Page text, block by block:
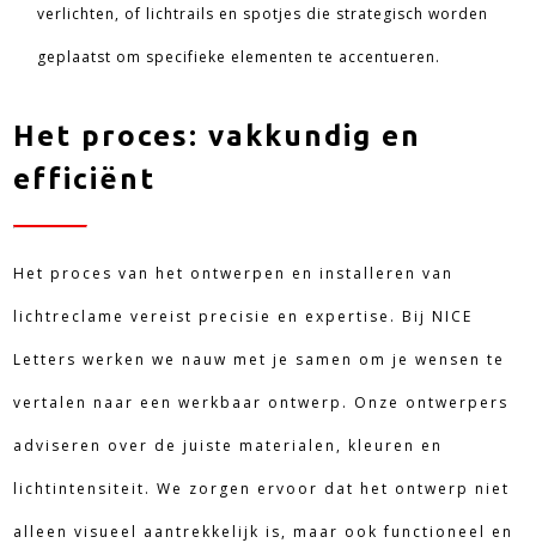
verlichten, of lichtrails en spotjes die strategisch worden
geplaatst om specifieke elementen te accentueren.
Het proces: vakkundig en
efficiënt
Het proces van het ontwerpen en installeren van
lichtreclame vereist precisie en expertise. Bij NICE
Letters werken we nauw met je samen om je wensen te
vertalen naar een werkbaar ontwerp. Onze ontwerpers
adviseren over de juiste materialen, kleuren en
lichtintensiteit. We zorgen ervoor dat het ontwerp niet
alleen visueel aantrekkelijk is, maar ook functioneel en